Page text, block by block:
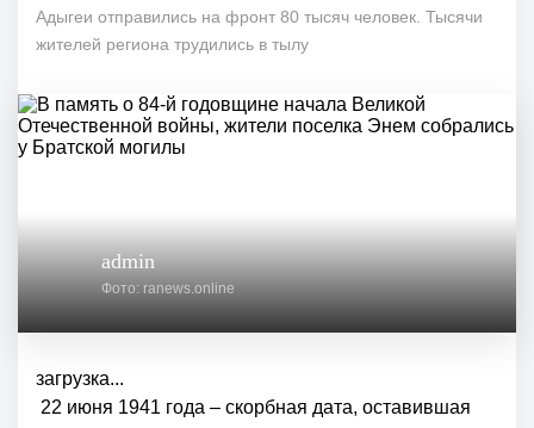
Адыгеи отправились на фронт 80 тысяч человек. Тысячи
жителей региона трудились в тылу
admin
Фото: ranews.online
загрузка...
22 июня 1941 года – скорбная дата, оставившая